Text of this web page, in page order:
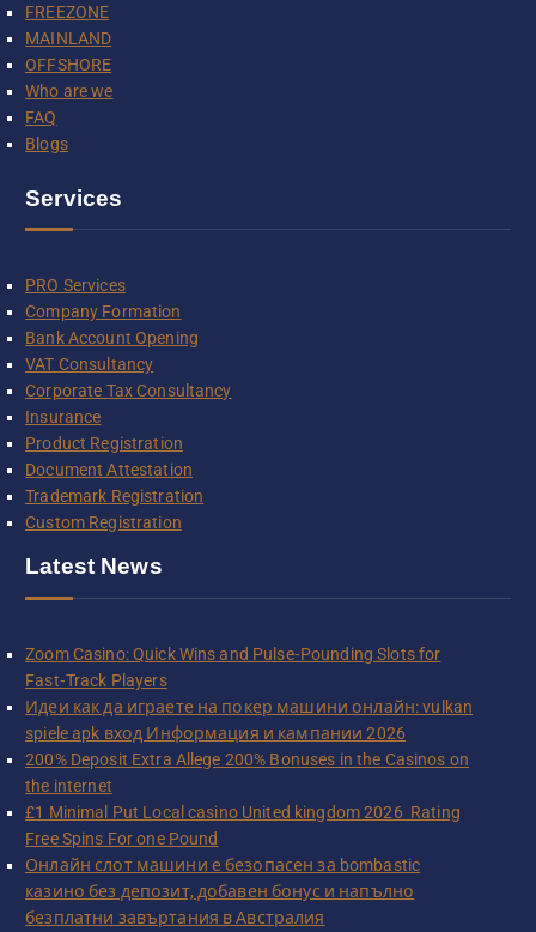
FREEZONE
MAINLAND
OFFSHORE
Who are we
FAQ
Blogs
Services
PRO Services
Company Formation
Bank Account Opening
VAT Consultancy
Corporate Tax Consultancy
Insurance
Product Registration
Document Attestation
Trademark Registration
Custom Registration
Latest News
Zoom Casino: Quick Wins and Pulse‑Pounding Slots for
Fast‑Track Players
Идеи как да играете на покер машини онлайн: vulkan
spiele apk вход Информация и кампании 2026
200% Deposit Extra Allege 200% Bonuses in the Casinos on
the internet
£1 Minimal Put Local casino United kingdom 2026 ️ Rating
Free Spins For one Pound
Онлайн слот машини е безопасен за bombastic
казино без депозит, добавен бонус и напълно
безплатни завъртания в Австралия